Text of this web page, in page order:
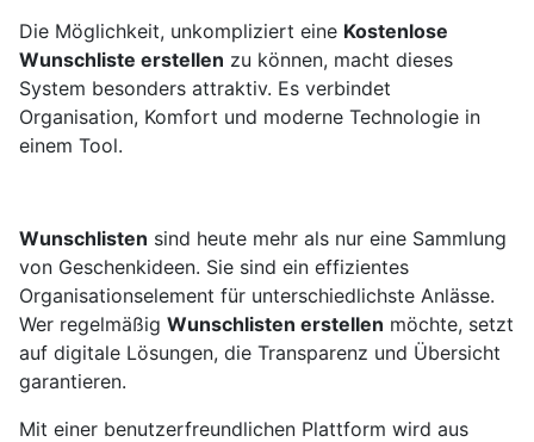
Die Möglichkeit, unkompliziert eine Kostenlose
Wunschliste erstellen zu können, macht dieses
System besonders attraktiv. Es verbindet
Organisation, Komfort und moderne Technologie in
einem Tool.
Wunschlisten sind heute mehr als nur eine Sammlung
von Geschenkideen. Sie sind ein effizientes
Organisationselement für unterschiedlichste Anlässe.
Wer regelmäßig Wunschlisten erstellen möchte, setzt
auf digitale Lösungen, die Transparenz und Übersicht
garantieren.
Mit einer benutzerfreundlichen Plattform wird aus